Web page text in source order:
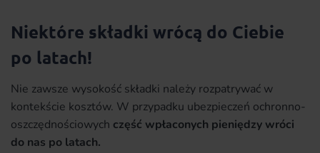
Niektóre składki wrócą do Ciebie
po latach!
Nie zawsze wysokość składki należy rozpatrywać w
kontekście kosztów. W przypadku ubezpieczeń ochronno-
oszczędnościowych część wpłaconych pieniędzy wróci
do nas po latach.